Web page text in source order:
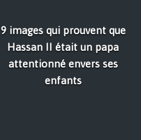
9 images qui prouvent que
Hassan II était un papa
attentionné envers ses
enfants